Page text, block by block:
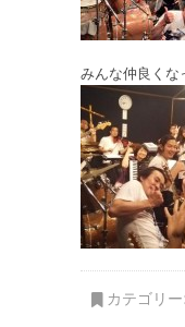
みんな仲良くな
カテゴリー: